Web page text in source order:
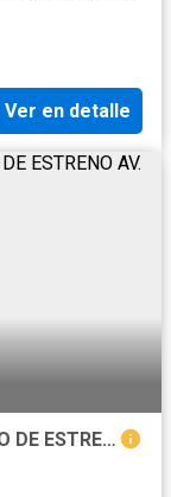
Ver en detalle
DEPARTAMENTO DE ESTRENO 4° PISO DE ESTRENO AV. COLIBRÍES FRENTE A PARQUE